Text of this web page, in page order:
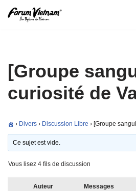
[Groupe
curiosité de
› Divers › Discussion Libre › [Groupe
Ce sujet est vide.
Vous lisez 4 fils de discussion
Auteur Messages